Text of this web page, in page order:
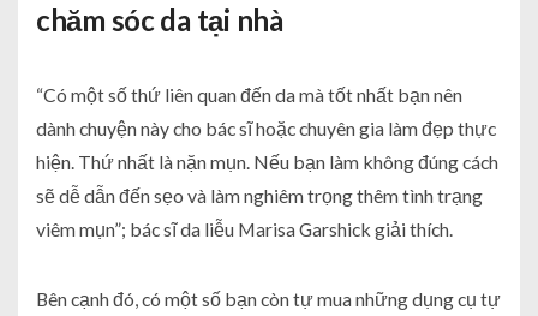
chăm sóc da tại nhà
“Có một số thứ liên quan đến da mà tốt nhất bạn nên
dành chuyện này cho bác sĩ hoặc chuyên gia làm đẹp thực
hiện. Thứ nhất là nặn mụn. Nếu bạn làm không đúng cách
sẽ dễ dẫn đến sẹo và làm nghiêm trọng thêm tình trạng
viêm mụn”; bác sĩ da liễu Marisa Garshick giải thích.
Bên cạnh đó, có một số bạn còn tự mua những dụng cụ tự